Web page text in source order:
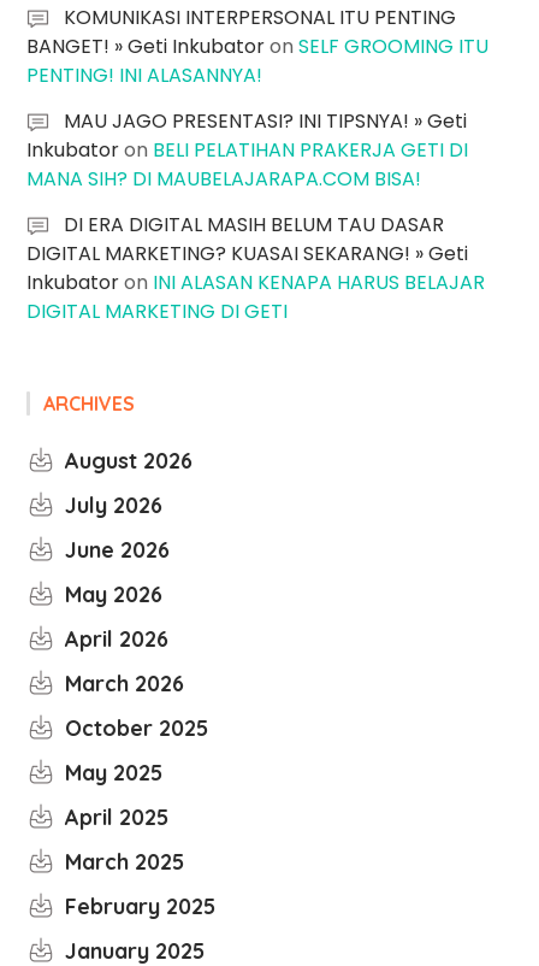
KOMUNIKASI INTERPERSONAL ITU PENTING
BANGET! » Geti InkubatoronSELF GROOMING ITU
PENTING! INI ALASANNYA!
MAU JAGO PRESENTASI? INI TIPSNYA! » Geti
Inkubatoron BELI PELATIHAN PRAKERJA GETI DI
MANA SIH? DI MAUBELAJARAPA.COM BISA!
DI ERA DIGITAL MASIH BELUM TAU DASAR
DIGITAL MARKETING? KUASAI SEKARANG! » Geti
Inkubatoron INI ALASAN KENAPA HARUS BELAJAR
DIGITAL MARKETING DI GETI
ARCHIVES
August 2026
July 2026
June 2026
May 2026
April 2026
March 2026
October 2025
May 2025
April 2025
March 2025
February 2025
January 2025